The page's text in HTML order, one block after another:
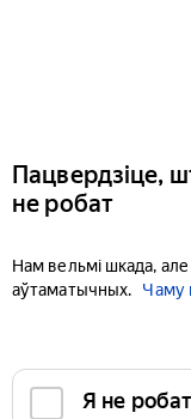
Пацвердзіце,
не робат
Нам вельмі шкада,
аўтаматычных.
Чаму
Я не робат